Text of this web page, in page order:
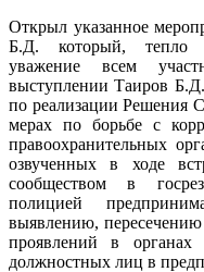
Открыл указанное
Б.Д. который, тепло
уважение всем
выступлении Таиров
по реализации Решения
мерах по борьбе с
правоохранительных
озвученных в ходе
сообществом в
полицией
выявлению,
проявлений в органах
должностных лиц в